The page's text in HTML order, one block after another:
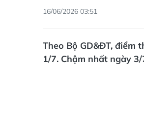
16/06/2026 03:51
Theo Bộ GD&ĐT, điểm
1/7. Chậm nhất ngày